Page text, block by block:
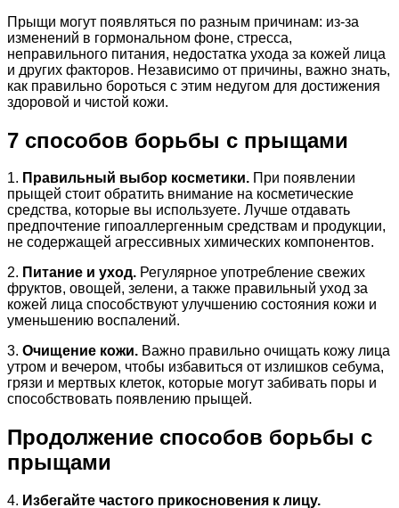
Прыщи могут появляться по разным причинам: из-за
изменений в гормональном фоне, стресса,
неправильного питания, недостатка ухода за кожей лица
и других факторов. Независимо от причины, важно знать,
как правильно бороться с этим недугом для достижения
здоровой и чистой кожи.
7 способов борьбы с прыщами
1. Правильный выбор косметики. При появлении
прыщей стоит обратить внимание на косметические
средства, которые вы используете. Лучше отдавать
предпочтение гипоаллергенным средствам и продукции,
не содержащей агрессивных химических компонентов.
2. Питание и уход. Регулярное употребление свежих
фруктов, овощей, зелени, а также правильный уход за
кожей лица способствуют улучшению состояния кожи и
уменьшению воспалений.
3. Очищение кожи. Важно правильно очищать кожу лица
утром и вечером, чтобы избавиться от излишков себума,
грязи и мертвых клеток, которые могут забивать поры и
способствовать появлению прыщей.
Продолжение способов борьбы с
прыщами
4. Избегайте частого прикосновения к лицу.